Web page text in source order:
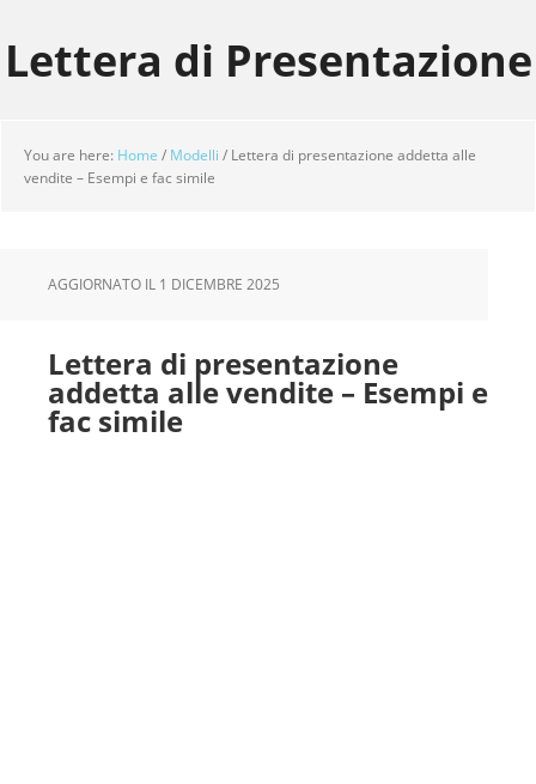
to
main
to
primary
to
footer
Lettera di Presentazione
You are here: Home / Modelli / Lettera di presentazione addetta alle
vendite – Esempi e fac simile
AGGIORNATO IL 1 DICEMBRE 2025
Lettera di presentazione
addetta alle vendite – Esempi e
fac simile